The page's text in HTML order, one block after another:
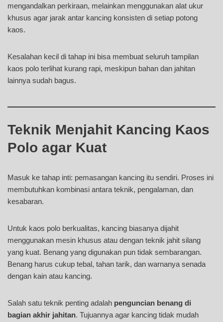
mengandalkan perkiraan, melainkan menggunakan alat ukur
khusus agar jarak antar kancing konsisten di setiap potong
kaos.
Kesalahan kecil di tahap ini bisa membuat seluruh tampilan
kaos polo terlihat kurang rapi, meskipun bahan dan jahitan
lainnya sudah bagus.
Teknik Menjahit Kancing Kaos
Polo agar Kuat
Masuk ke tahap inti: pemasangan kancing itu sendiri. Proses ini
membutuhkan kombinasi antara teknik, pengalaman, dan
kesabaran.
Untuk kaos polo berkualitas, kancing biasanya dijahit
menggunakan mesin khusus atau dengan teknik jahit silang
yang kuat. Benang yang digunakan pun tidak sembarangan.
Benang harus cukup tebal, tahan tarik, dan warnanya senada
dengan kain atau kancing.
Salah satu teknik penting adalah penguncian benang di
bagian akhir jahitan. Tujuannya agar kancing tidak mudah